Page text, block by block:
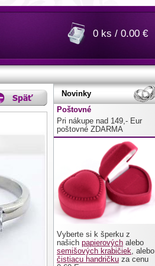
0 ks / 0.00 €
Novinky
Poštovné
Pri nákupe nad 149,- Eur
poštovné ZDARMA
Vyberte si k šperku z
našich papierových alebo
semišových krabičiek, alebo
čistiacu handričku za cenu